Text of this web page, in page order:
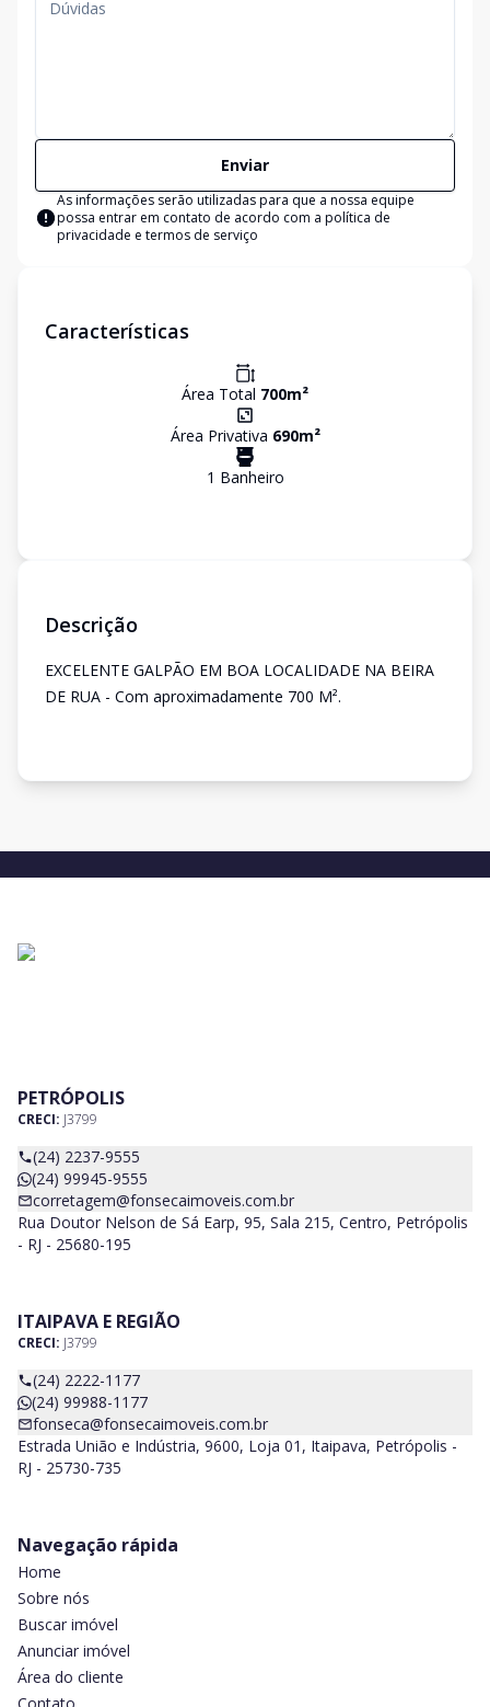
Enviar
As informações serão utilizadas para que a nossa equipe
possa entrar em contato de acordo com a política de
privacidade e termos de serviço
Características
Área Total 700m²
Área Privativa 690m²
1 Banheiro
Descrição
EXCELENTE GALPÃO EM BOA LOCALIDADE NA BEIRA
DE RUA - Com aproximadamente 700 M².
PETRÓPOLIS
CRECI: J3799
(24) 2237-9555
(24) 99945-9555
corretagem@fonsecaimoveis.com.br
Rua Doutor Nelson de Sá Earp, 95, Sala 215, Centro, Petrópolis
- RJ - 25680-195
ITAIPAVA E REGIÃO
CRECI: J3799
(24) 2222-1177
(24) 99988-1177
fonseca@fonsecaimoveis.com.br
Estrada União e Indústria, 9600, Loja 01, Itaipava, Petrópolis -
RJ - 25730-735
Navegação rápida
Home
Sobre nós
Buscar imóvel
Anunciar imóvel
Área do cliente